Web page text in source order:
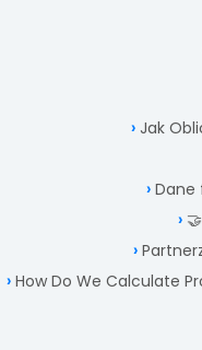
Jak
Dane
How Do We Calculate